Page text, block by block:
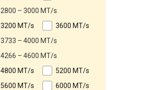
2800 – 3000 MT/s
3200 MT/s
3600 MT/s
3733 – 4000 MT/s
4266 – 4600 MT/s
4800 MT/s
5200 MT/s
5600 MT/s
6000 MT/s